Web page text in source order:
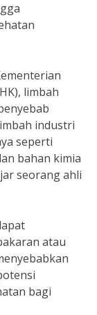
limbah
industri
seperti
bahan kimia
seorang ahli
atau
bagi